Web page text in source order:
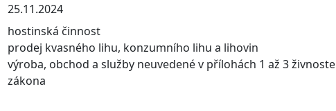
25.11.2024
hostinská činnost
prodej kvasného lihu, konzumního lihu a lihovin
výroba, obchod a služby neuvedené v přílohách 1 až 3
zákona